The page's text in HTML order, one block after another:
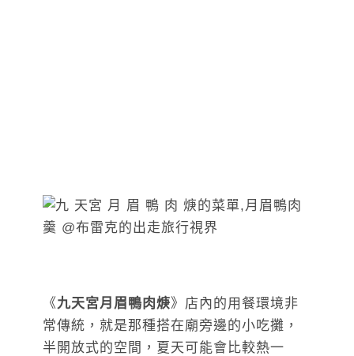
《九天宮月眉鴨肉焿》店內的用餐環境非
常傳統，就是那種搭在廟旁邊的小吃攤，
半開放式的空間，夏天可能會比較熱一